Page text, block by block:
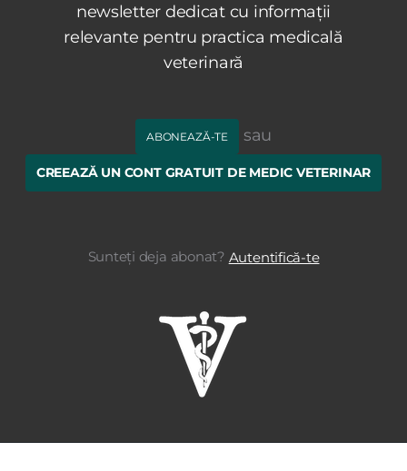
newsletter dedicat cu informații
relevante pentru practica medicală
veterinară
ABONEAZĂ-TE sau
CREEAZĂ UN CONT GRATUIT DE MEDIC VETERINAR
Sunteți deja abonat? Autentifică-te